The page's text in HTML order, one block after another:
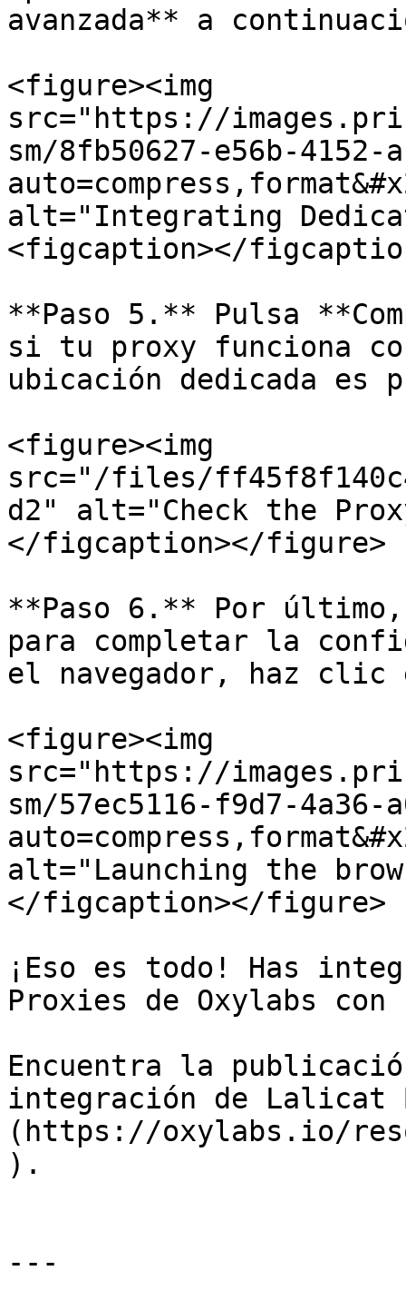
avanzada** a
<figure><img
src="https://
sm/8fb50627-e56b-
alt="Integrating
<figcaption></
**Paso 5.** Pulsa
si tu proxy funciona
ubicación dedicada es
<figure><img
src="/files/
d2" alt="Check the
</figcaption></figure>
**Paso 6.** Por
para completar la
el navegador, haz
<figure><img
src="https://
sm/57ec5116-f9d7-4a36-
alt="Launching the
</figcaption></figure>
¡Eso es todo! Has
Proxies de Oxylabs
Encuentra la
integración de Lalicat
(https://oxylabs.io/
).
---